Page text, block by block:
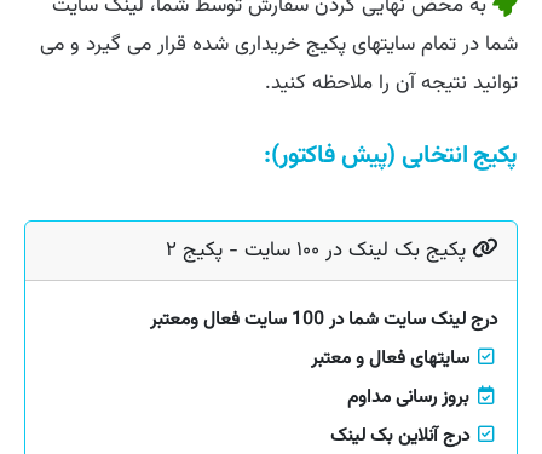
درباره ما
آموزش
شما در تمام سایتهای پکیج خریداری شده قرار می گیرد و می
توانید نتیجه آن را ملاحظه کنید.
پکیج انتخابی (پیش فاکتور):
پکیج بک لینک در ۱۰۰ سایت - پکیج ۲
درج لینک سایت شما در 100 سایت فعال ومعتبر
سایتهای فعال و معتبر
بروز رسانی مداوم
درج آنلاین بک لینک